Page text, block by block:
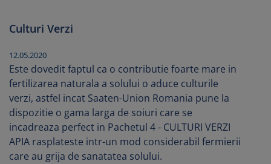
Culturi Verzi
12.05.2020
Este dovedit faptul ca o contributie foarte mare in
fertilizarea naturala a solului o aduce culturile
verzi, astfel incat Saaten-Union Romania pune la
dispozitie o gama larga de soiuri care se
incadreaza perfect in Pachetul 4 - CULTURI VERZI
APIA rasplateste intr-un mod considerabil fermierii
care au grija de sanatatea solului.